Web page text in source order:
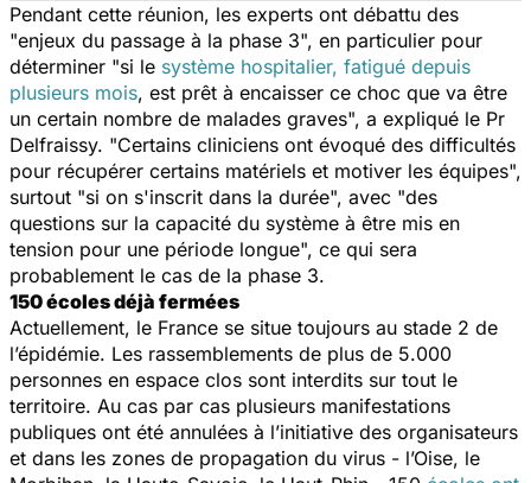
Pendant cette réunion, les experts ont débattu des
"enjeux du passage à la phase 3", en particulier pour
déterminer "si le système hospitalier, fatigué depuis
plusieurs mois, est prêt à encaisser ce choc que va être
un certain nombre de malades graves", a expliqué le Pr
Delfraissy. "Certains cliniciens ont évoqué des difficultés
pour récupérer certains matériels et motiver les équipes",
surtout "si on s'inscrit dans la durée", avec "des
questions sur la capacité du système à être mis en
tension pour une période longue", ce qui sera
probablement le cas de la phase 3.
150 écoles déjà fermées
Actuellement, le France se situe toujours au stade 2 de
l’épidémie. Les rassemblements de plus de 5.000
personnes en espace clos sont interdits sur tout le
territoire. Au cas par cas plusieurs manifestations
publiques ont été annulées à l’initiative des organisateurs
et dans les zones de propagation du virus - l’Oise, le